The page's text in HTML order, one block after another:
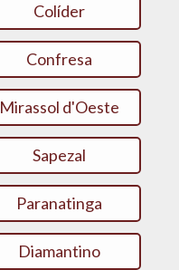
Colíder
Confresa
Mirassol d'Oeste
Sapezal
Paranatinga
Diamantino